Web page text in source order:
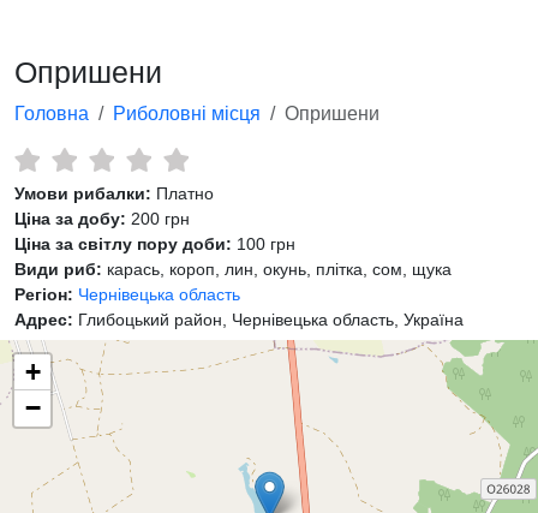
Опришени
Головна Риболовні місця Опришени
Умови рибалки: Платно
Ціна за добу: 200 грн
Ціна за світлу пору доби: 100 грн
Види риб: карась, короп, лин, окунь, плітка, сом, щука
Регіон: Чернівецька область
Адрес: Глибоцький район, Чернівецька область, Україна
+
−